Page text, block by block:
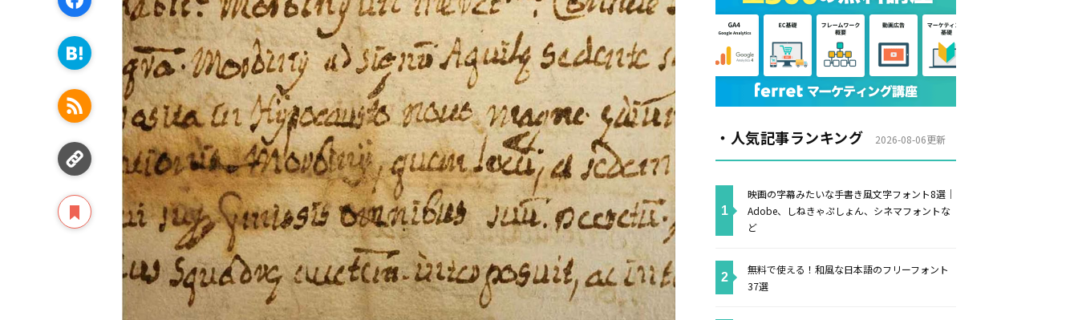
・人気記事ランキング 2026-08-06更新
映画の字幕みたいな手書き風文字フォント8選｜
Adobe、しねきゃぷしょん、シネマフォントな
ど
無料で使える！和風な日本語のフリーフォント
37選